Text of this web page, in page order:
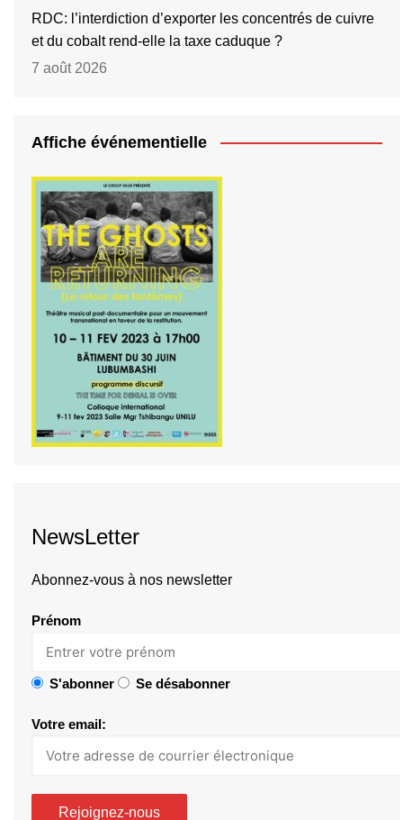
RDC: l’interdiction d’exporter les concentrés de cuivre
et du cobalt rend-elle la taxe caduque ?
7 août 2026
Affiche événementielle
NewsLetter
Abonnez-vous à nos newsletter
Prénom
S'abonner Se désabonner
Votre email: